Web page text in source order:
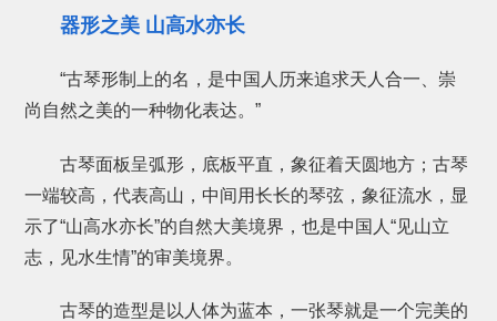
器形之美 山高水亦长
“古琴形制上的名，是中国人历来追求天人合一、崇
尚自然之美的一种物化表达。”
古琴面板呈弧形，底板平直，象征着天圆地方；古琴
一端较高，代表高山，中间用长长的琴弦，象征流水，显
示了“山高水亦长”的自然大美境界，也是中国人“见山立
志，见水生情”的审美境界。
古琴的造型是以人体为蓝本，一张琴就是一个完美的